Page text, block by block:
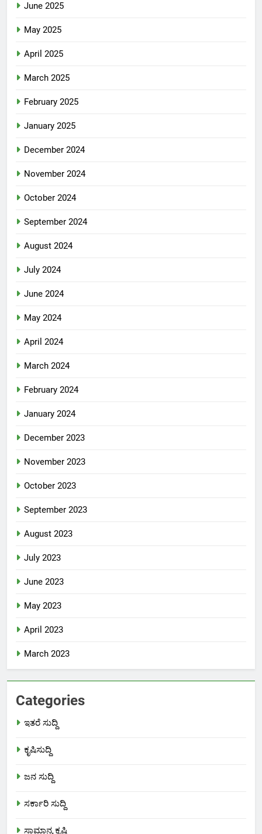
June 2025
May 2025
April 2025
March 2025
February 2025
January 2025
December 2024
November 2024
October 2024
September 2024
August 2024
July 2024
June 2024
May 2024
April 2024
March 2024
February 2024
January 2024
December 2023
November 2023
October 2023
September 2023
August 2023
July 2023
June 2023
May 2023
April 2023
March 2023
Categories
ಇತರೆ ಸುದ್ದಿ
ಕೃಷಿಸುದ್ದಿ
ಜನ ಸುದ್ದಿ
ಸರ್ಕಾರಿ ಸುದ್ದಿ
ಸಾಮಾನ್ಯ ಕೃಷಿ